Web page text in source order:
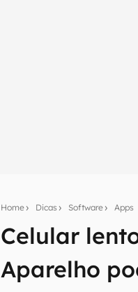
Home Dicas Software Apps
Celular
Aparelho
Seu
Assine a
mão.